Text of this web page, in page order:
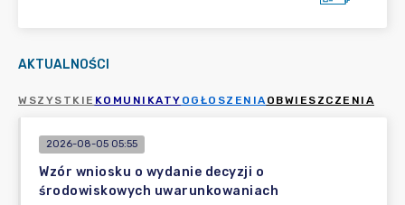
AKTUALNOŚCI
WSZYSTKIE KOMUNIKATY OGŁOSZENIA OBWIESZCZENIA
2026-08-05 05:55
Wzór wniosku o wydanie decyzji o
środowiskowych uwarunkowaniach